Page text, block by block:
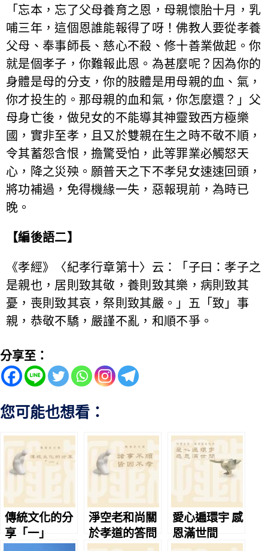
「忘本，忘了父母養育之恩，母親懷胎十月，乳
哺三年，這個恩誰能報得了呀！佛教人要從孝養
父母、奉事師長、慈心不殺、修十善業做起。你
就是個孝子，你難報此恩。為甚麼呢？因為你的
身體是母的分支，你的肢體是用母親的血、氣，
你才投生的。那母親的血和氣，你怎麼還？」父
母身亡後，做兒女的不能導其神靈致西方極樂
國，實非至孝，且又於雙親在生之時不敬不順，
令其蓄怨含恨，擔驚受怕，此等罪業必觸怒天
心，降之災殃。願普天之下不孝兒女速速回頭，
將功補過，免得機緣一失，惡報現前，為時已
晚。
【編後語二】
《孝經》〈紀孝行章第十〉云：「子曰：孝子之
是親也，居則致其敬，養則致其樂，病則致其
憂，喪則致其哀，祭則致其嚴。」五「致」事
親，恭敬不驕，嚴謹不亂，和順不爭。
分享至：
您可能也想看：
傳統文化的分
享「一」
淨空老和尚關
於孝道的答問
愛心遍環宇 感
恩滿世間